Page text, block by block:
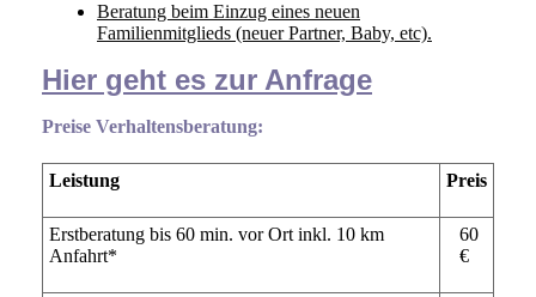
Beratung beim Einzug eines neuen
Familienmitglieds (neuer Partner, Baby, etc).
Hier geht es zur Anfrage
Preise Verhaltensberatung:
Leistung Preis
Erstberatung bis 60 min. vor Ort inkl. 10 km
Anfahrt*
60
€